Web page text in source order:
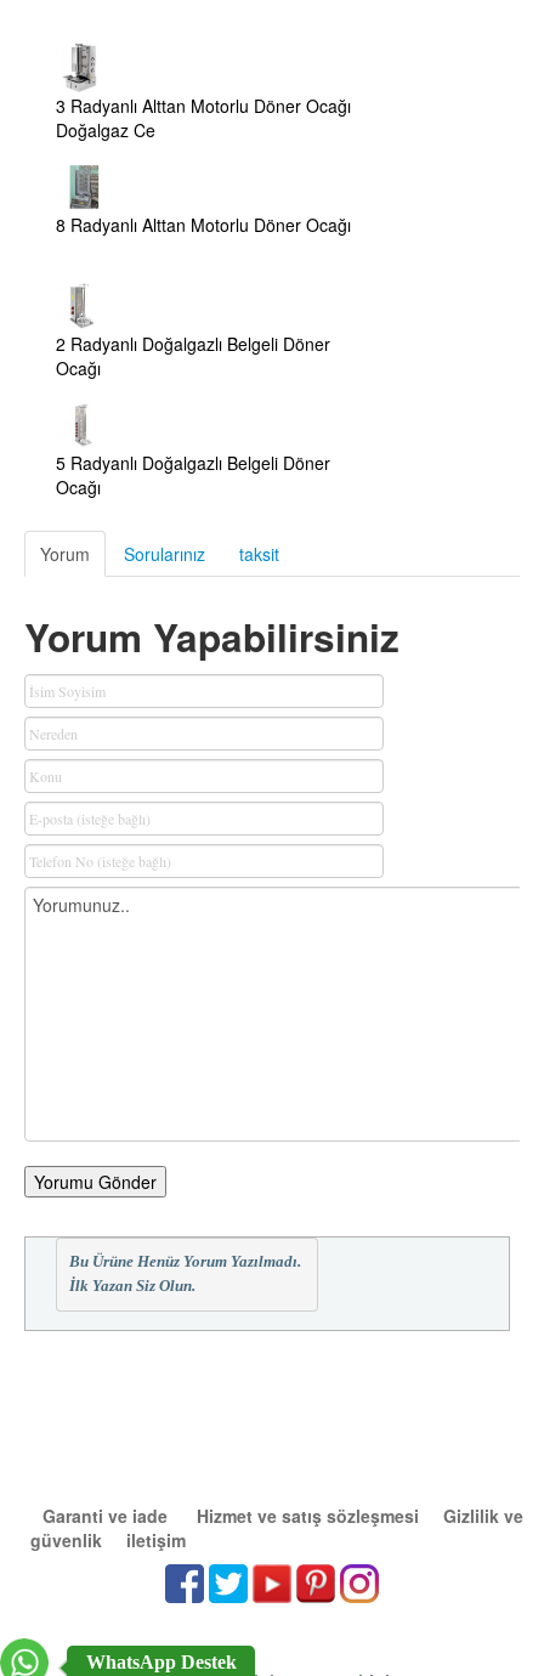
3 Radyanlı Alttan Motorlu Döner Ocağı
Doğalgaz Ce
8 Radyanlı Alttan Motorlu Döner Ocağı
2 Radyanlı Doğalgazlı Belgeli Döner
Ocağı
5 Radyanlı Doğalgazlı Belgeli Döner
Ocağı
Yorum Sorularınız taksit
Yorum Yapabilirsiniz
Yorumu Gönder
Bu Ürüne Henüz Yorum Yazılmadı.
İlk Yazan Siz Olun.
Garanti ve iade Hizmet ve satış sözleşmesi
Gizlilik ve
güvenlik
iletişim
WhatsApp Destek